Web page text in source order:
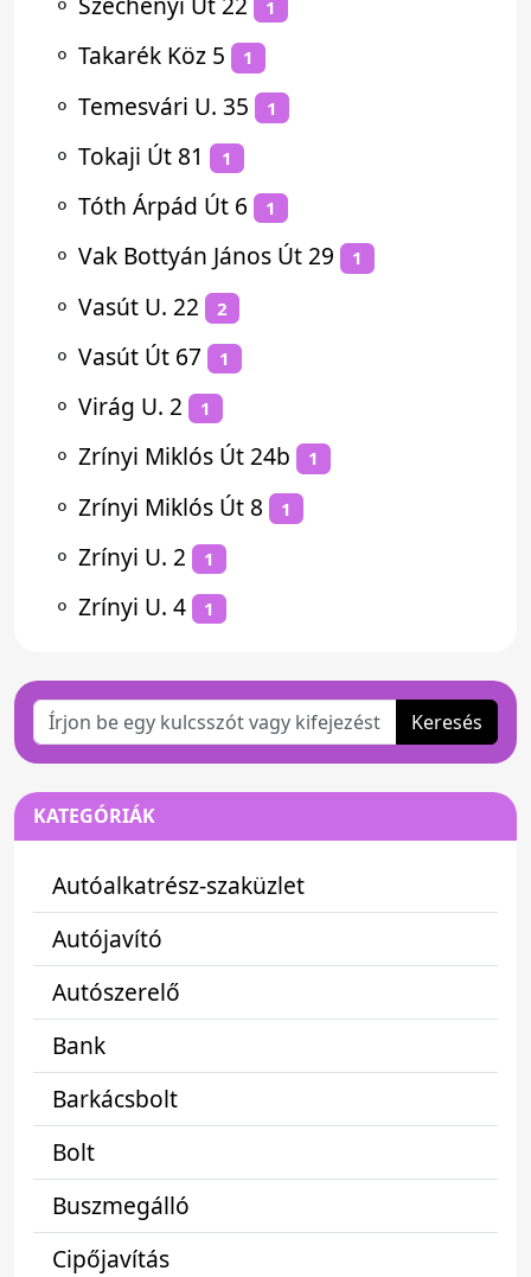
1
⚬ Takarék Köz 5 1
⚬ Temesvári U. 35 1
⚬ Tokaji Út 81 1
⚬ Tóth Árpád Út 6 1
⚬ Vak Bottyán János Út 29 1
⚬ Vasút U. 22 2
⚬ Vasút Út 67 1
⚬ Virág U. 2 1
⚬ Zrínyi Miklós Út 24b 1
⚬ Zrínyi Miklós Út 8 1
⚬ Zrínyi U. 2 1
⚬ Zrínyi U. 4 1
Keresés
KATEGÓRIÁK
Autóalkatrész-szaküzlet
Autójavító
Autószerelő
Bank
Barkácsbolt
Bolt
Buszmegálló
Cipőjavítás